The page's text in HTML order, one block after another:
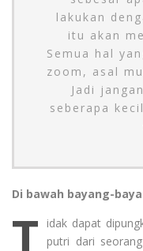
lakukan
itu akan
Semua hal
zoom, asal
Jadi
seberapa
Di bawah bayang-
T
idak dapat
putri dari